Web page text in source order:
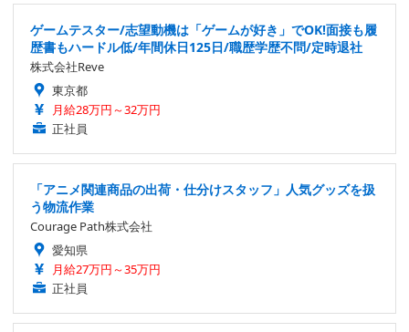
ゲームテスター/志望動機は「ゲームが好き」でOK!面接も履
歴書もハードル低/年間休日125日/職歴学歴不問/定時退社
株式会社Reve
東京都
月給28万円～32万円
正社員
「アニメ関連商品の出荷・仕分けスタッフ」人気グッズを扱
う物流作業
Courage Path株式会社
愛知県
月給27万円～35万円
正社員